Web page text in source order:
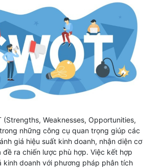
(Strengths, Weaknesses, Opportunities,
những công cụ quan trọng giúp các
giá hiệu suất kinh doanh, nhận diện cơ
đề ra chiến lược phù hợp. Việc kết hợp
kinh doanh với phương pháp phân tích